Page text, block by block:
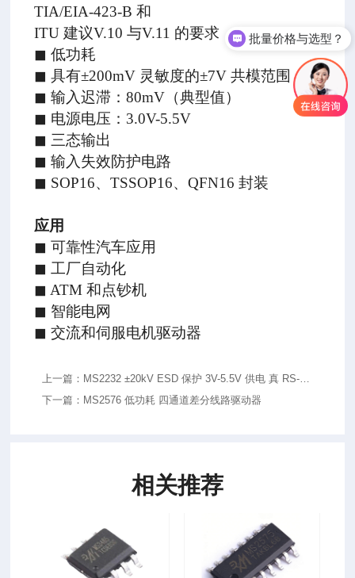
TIA/EIA-423-B和
ITU建议V.10与V.11 的要求
◼ 低功耗
◼ 具有±200mV 灵敏度的±7V共模范围
◼ 输入迟滞：80mV （典型值）
◼ 电源电压： 3.0V-5.5V
◼ 三态输出
◼ 输入失效防护电路
◼ SOP16、TSSOP16、QFN16封装
应用
◼ 可靠性汽车应用
◼ 工厂自动化
◼ ATM和点钞机
◼ 智能电网
◼ 交流和伺服电机驱动器
上一篇：MS2232 ±20kV ESD 保护 3V-5.5V 供电 真 RS-
232 收发器
下一篇：MS2576 低功耗 四通道差分线路驱动器
相关推荐
批量价格与选型？